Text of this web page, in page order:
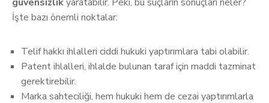
İşte bazı önemli noktalar:
Telif hakkı ihlalleri ciddi hukuki yaptırımlara tabi olabilir.
Patent ihlalleri, ihlalde bulunan taraf için maddi tazminat
gerektirebilir.
Marka sahteciliği, hem hukuki hem de cezai yaptırımlarla